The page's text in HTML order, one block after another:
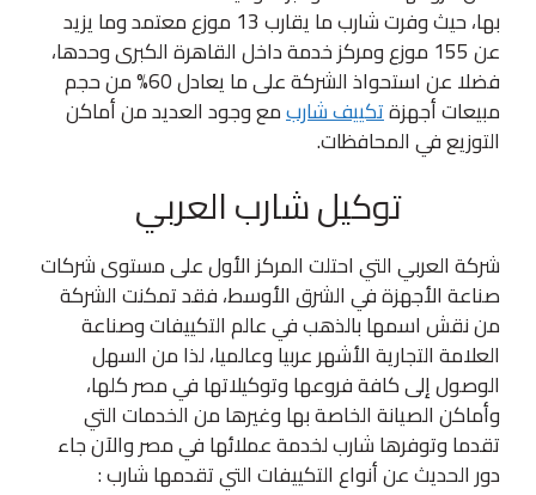
بها، حيث وفرت شارب ما يقارب 13 موزع معتمد وما يزيد
عن 155 موزع ومركز خدمة داخل القاهرة الكبرى وحدها،
فضلا عن استحواذ الشركة على ما يعادل 60% من حجم
مبيعات أجهزةتكييف شاربمع وجود العديد من أماكن
التوزيع في المحافظات.
توكيل شارب العربي
شركة العربي التي احتلت المركز الأول على مستوى شركات
صناعة الأجهزة في الشرق الأوسط، فقد تمكنت الشركة
من نقش اسمها بالذهب في عالم التكييفات وصناعة
العلامة التجارية الأشهر عربيا وعالميا، لذا من السهل
الوصول إلى كافة فروعها وتوكيلاتها في مصر كلها،
وأماكن الصيانة الخاصة بها وغيرها من الخدمات التي
تقدما وتوفرها شارب لخدمة عملائها في مصر والآن جاء
دور الحديث عن أنواع التكييفات التي تقدمها شارب :